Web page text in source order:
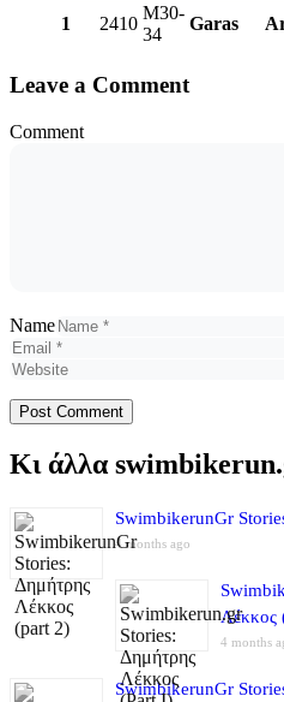
1 2410
M30-
34
Garas
Leave a Comment
Comment
Name
Κι άλλα
SwimbikerunGr
4 months ago
Λέκκος
4 months
SwimbikerunGr